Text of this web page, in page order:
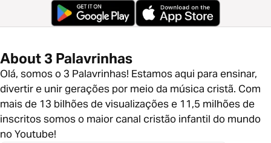
About 3 Palavrinhas
Olá, somos o 3 Palavrinhas! Estamos aqui para ensinar,
divertir e unir gerações por meio da música cristã. Com
mais de 13 bilhões de visualizações e 11,5 milhões de
inscritos somos o maior canal cristão infantil do mundo
no Youtube!